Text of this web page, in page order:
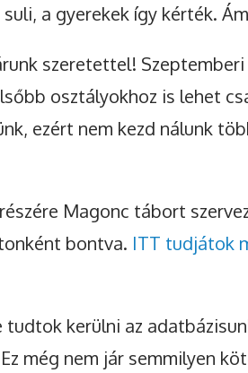
a gyerekek így kérték.
szeretettel! Szeptemberi
osztályokhoz is lehet
ezért nem kezd nálunk
Magonc tábort
bontva. ITT tudjátok
kerülni az
még nem jár semmilyen